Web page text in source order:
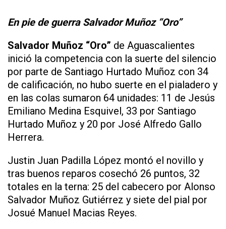
En pie de guerra Salvador Muñoz “Oro”
Salvador Muñoz “Oro” de Aguascalientes
inició la competencia con la suerte del silencio
por parte de Santiago Hurtado Muñoz con 34
de calificación, no hubo suerte en el pialadero y
en las colas sumaron 64 unidades: 11 de Jesús
Emiliano Medina Esquivel, 33 por Santiago
Hurtado Muñoz y 20 por José Alfredo Gallo
Herrera.
Justin Juan Padilla López montó el novillo y
tras buenos reparos cosechó 26 puntos, 32
totales en la terna: 25 del cabecero por Alonso
Salvador Muñoz Gutiérrez y siete del pial por
Josué Manuel Macias Reyes.